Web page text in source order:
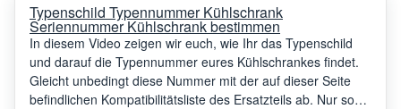
Typenschild Typennummer Kühlschrank
Seriennummer Kühlschrank bestimmen
In diesem Video zeigen wir euch, wie Ihr das Typenschild
und darauf die Typennummer eures Kühlschrankes findet.
Gleicht unbedingt diese Nummer mit der auf dieser Seite
befindlichen Kompatibilitätsliste des Ersatzteils ab. Nur so